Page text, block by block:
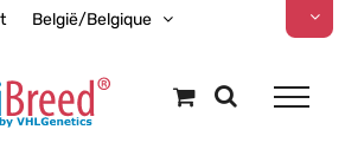
België/Belgique